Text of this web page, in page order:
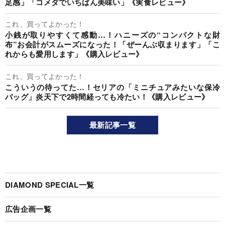
これ、買ってよかった！
小銭が取りやすくて感動…！ハニーズの“コンパクトな財
布”お会計がスムーズになった！「ぜーんぶ収まります」「こ
れからも愛用します」《購入レビュー》
これ、買ってよかった！
こういうの待ってた…！セリアの「ミニチュアみたいな保冷
バッグ」炎天下で2時間経っても冷たい！《購入レビュー》
最新記事一覧
DIAMOND SPECIAL一覧
広告企画一覧